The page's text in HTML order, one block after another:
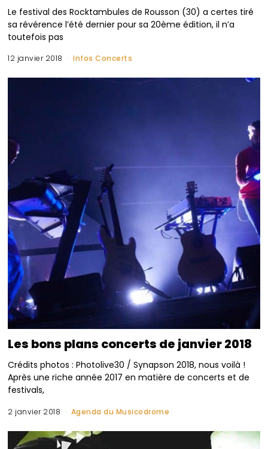
Le festival des Rocktambules de Rousson (30) a certes tiré
sa révérence l’été dernier pour sa 20ème édition, il n’a
toutefois pas
12 janvier 2018 Infos Concerts
Les bons plans concerts de janvier 2018
Crédits photos : Photolive30 / Synapson 2018, nous voilà !
Après une riche année 2017 en matière de concerts et de
festivals,
2 janvier 2018 Agenda du Musicodrome